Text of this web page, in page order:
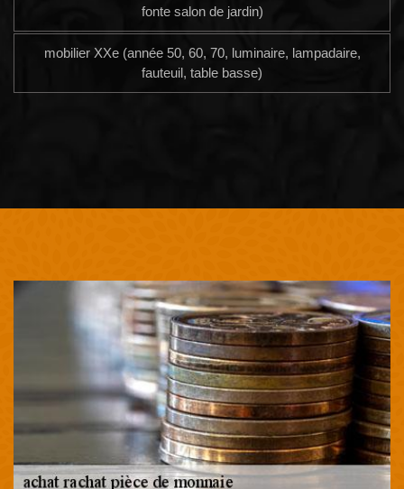
fonte salon de jardin)
mobilier XXe (année 50, 60, 70, luminaire, lampadaire,
fauteuil, table basse)